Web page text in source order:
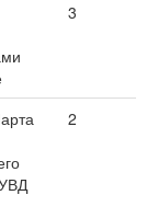
3
2